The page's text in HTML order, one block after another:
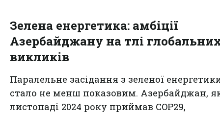
Зелена енергетика: амбіції
Азербайджану на тлі
викликів
Паралельне засідання з зеленої
стало не менш показовим. Азербайджан,
листопаді 2024 року приймав COP29,